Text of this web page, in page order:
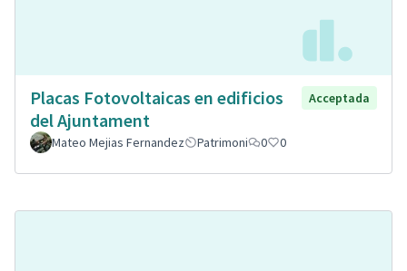
Placas Fotovoltaicas en edificios
del Ajuntament
Acceptada
Mateo Mejias Fernandez Patrimoni 0 0